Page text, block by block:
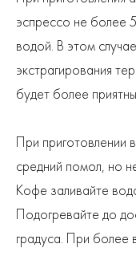
эспрессо не более
водой. В этом
экстрагирования
будет более
При приготовлении
средний помол, но
Кофе заливайте
Подогревайте до
градуса. При более